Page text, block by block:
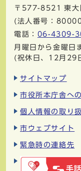
〒577-8521
東
(法人番号：
電話： 06-4309-
月曜日から金曜日
(祝休日、12月29
サイトマップ
市役所本庁舎へ
個人情報の取り
市ウェブサイト
緊急時の連絡先